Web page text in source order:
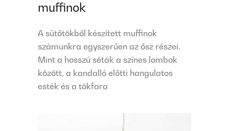
muffinok
A sütőtökből készített muffinok
számunkra egyszerűen az ősz részei.
Mint a hosszú séták a színes lombok
között, a kandalló előtti hangulatos
esték és a tökfara